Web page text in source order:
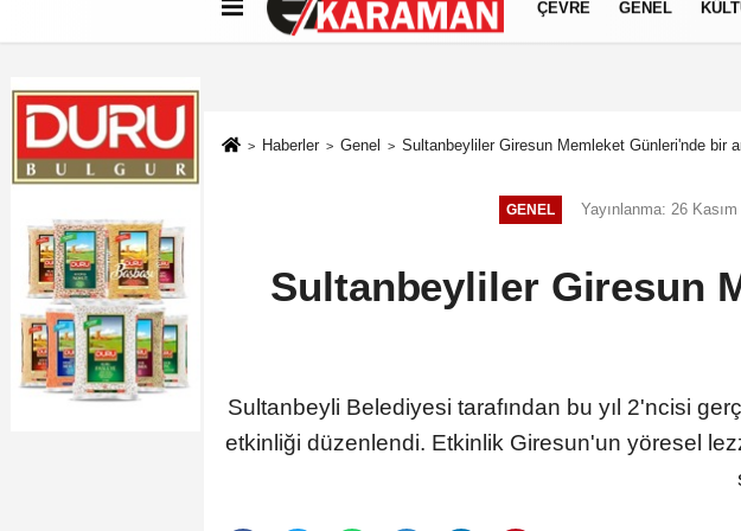
Künye İletişim Çerez Politikası Gizlilik İlkeleri
ÇEVRE GENEL
Haberler Genel Sultanbeyliler Giresun Memleket Günleri'nde bir
GENEL Yayınlanma: 26
Sultanbeyliler Giresun
Sultanbeyli Belediyesi tarafından bu yıl 2'ncisi
etkinliği düzenlendi. Etkinlik Giresun'un yöresel